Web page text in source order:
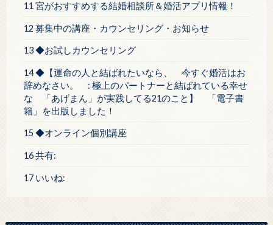
11 宮がおすすめする結婚相談所＆婚活アプリ情報！
12 募集中の講座・カウンセリング・お知らせ
13 ◆お試しカウンセリング
14 ◆【運命の人と結ばれたいなら、 今すぐ婚活はお
辞めなさい。 : 極上のパートナーと結ばれている幸せ
な 「あげまん」が実践してる21のこと】 「電子書
籍」を出版しました！
15 ◆オンライン個別講座
16 共有:
17 いいね: